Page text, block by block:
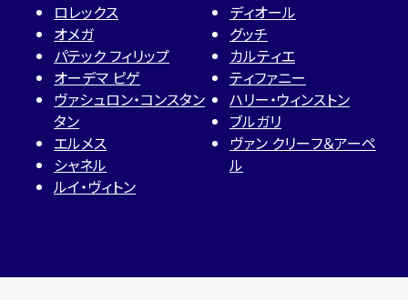
ロレックス
オメガ
パテック フィリップ
オーデマ ピゲ
ヴァシュロン・コンスタン
タン
エルメス
シャネル
ルイ・ヴィトン
ディオール
グッチ
カルティエ
ティファニー
ハリー・ウィンストン
ブルガリ
ヴァン クリーフ＆アーペ
ル